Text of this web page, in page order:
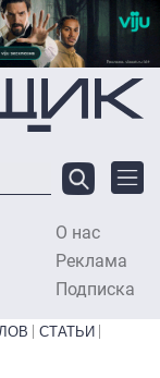
О нас
Реклама
Подписка
СТАТЬИ